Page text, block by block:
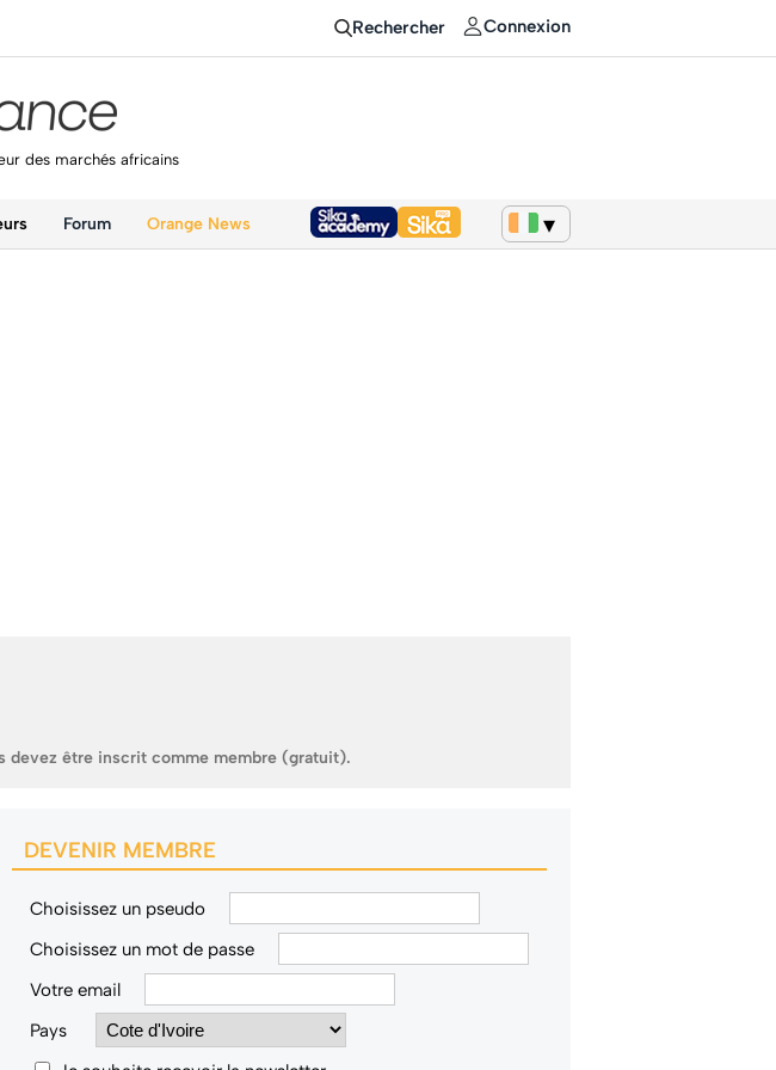
Rechercher Connexion
des marchés africains
Forum Orange News
devez être inscrit comme membre (gratuit).
DEVENIR MEMBRE
Choisissez un pseudo
Choisissez un mot de passe
Votre email
Pays